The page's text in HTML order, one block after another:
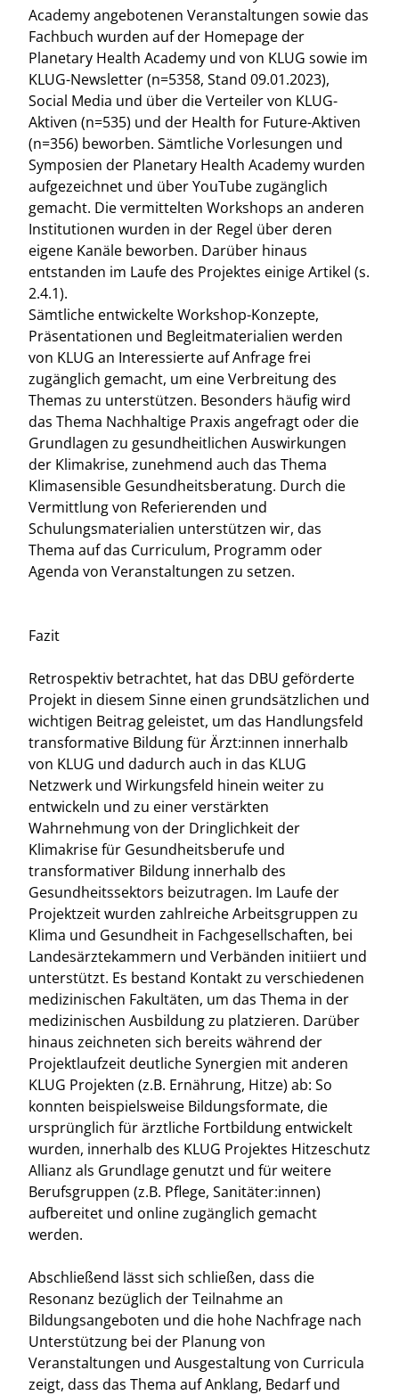
Academy angebotenen Veranstaltungen sowie das
Fachbuch wurden auf der Homepage der
Planetary Health Academy und von KLUG sowie im
KLUG-Newsletter (n=5358, Stand 09.01.2023),
Social Media und über die Verteiler von KLUG-
Aktiven (n=535) und der Health for Future-Aktiven
(n=356) beworben. Sämtliche Vorlesungen und
Symposien der Planetary Health Academy wurden
aufgezeichnet und über YouTube zugänglich
gemacht. Die vermittelten Workshops an anderen
Institutionen wurden in der Regel über deren
eigene Kanäle beworben. Darüber hinaus
entstanden im Laufe des Projektes einige Artikel (s.
2.4.1).
Sämtliche entwickelte Workshop-Konzepte,
Präsentationen und Begleitmaterialien werden
von KLUG an Interessierte auf Anfrage frei
zugänglich gemacht, um eine Verbreitung des
Themas zu unterstützen. Besonders häufig wird
das Thema Nachhaltige Praxis angefragt oder die
Grundlagen zu gesundheitlichen Auswirkungen
der Klimakrise, zunehmend auch das Thema
Klimasensible Gesundheitsberatung. Durch die
Vermittlung von Referierenden und
Schulungsmaterialien unterstützen wir, das
Thema auf das Curriculum, Programm oder
Agenda von Veranstaltungen zu setzen.
Fazit
Retrospektiv betrachtet, hat das DBU geförderte
Projekt in diesem Sinne einen grundsätzlichen und
wichtigen Beitrag geleistet, um das Handlungsfeld
transformative Bildung für Ärzt:innen innerhalb
von KLUG und dadurch auch in das KLUG
Netzwerk und Wirkungsfeld hinein weiter zu
entwickeln und zu einer verstärkten
Wahrnehmung von der Dringlichkeit der
Klimakrise für Gesundheitsberufe und
transformativer Bildung innerhalb des
Gesundheitssektors beizutragen. Im Laufe der
Projektzeit wurden zahlreiche Arbeitsgruppen zu
Klima und Gesundheit in Fachgesellschaften, bei
Landesärztekammern und Verbänden initiiert und
unterstützt. Es bestand Kontakt zu verschiedenen
medizinischen Fakultäten, um das Thema in der
medizinischen Ausbildung zu platzieren. Darüber
hinaus zeichneten sich bereits während der
Projektlaufzeit deutliche Synergien mit anderen
KLUG Projekten (z.B. Ernährung, Hitze) ab: So
konnten beispielsweise Bildungsformate, die
ursprünglich für ärztliche Fortbildung entwickelt
wurden, innerhalb des KLUG Projektes Hitzeschutz
Allianz als Grundlage genutzt und für weitere
Berufsgruppen (z.B. Pflege, Sanitäter:innen)
aufbereitet und online zugänglich gemacht
werden.
Abschließend lässt sich schließen, dass die
Resonanz bezüglich der Teilnahme an
Bildungsangeboten und die hohe Nachfrage nach
Unterstützung bei der Planung von
Veranstaltungen und Ausgestaltung von Curricula
zeigt, dass das Thema auf Anklang, Bedarf und